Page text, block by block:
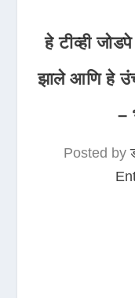
हे टीव्ही
झाले आणि हे
–
Posted by